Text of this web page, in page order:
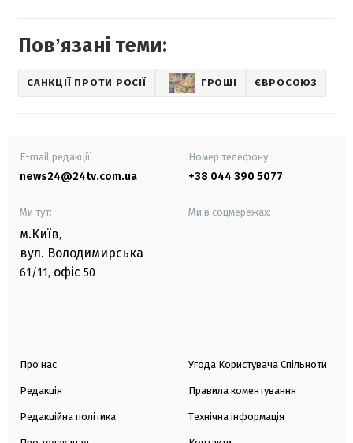
Повʼязані теми:
САНКЦІЇ ПРОТИ РОСІЇ ГРОШІ ЄВРОСОЮЗ
E-mail редакції
news24@24tv.com.ua
Номер телефону:
+38 044 390 5077
Ми тут:
м.Київ,
вул. Володимирська
61/11, офіс 50
Ми в соцмережах:
Про нас
Редакція
Редакційна політика
Угода Користувача Спільноти
Правила коментування
Технічна інформація